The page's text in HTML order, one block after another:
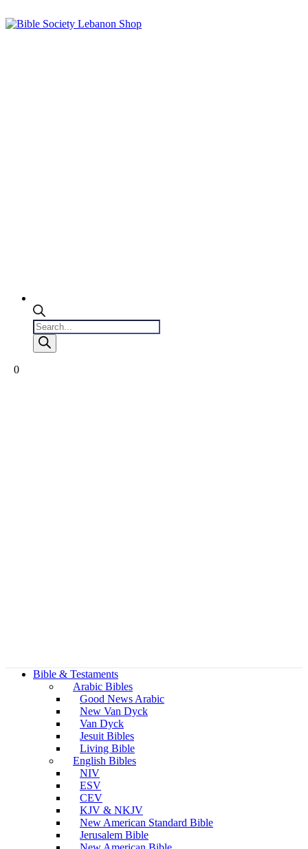
Products
search
0
Bible & Testaments
Arabic Bibles
Good News Arabic
New Van Dyck
Van Dyck
Jesuit Bibles
Living Bible
English Bibles
NIV
ESV
CEV
KJV & NKJV
New American Standard Bible
Jerusalem Bible